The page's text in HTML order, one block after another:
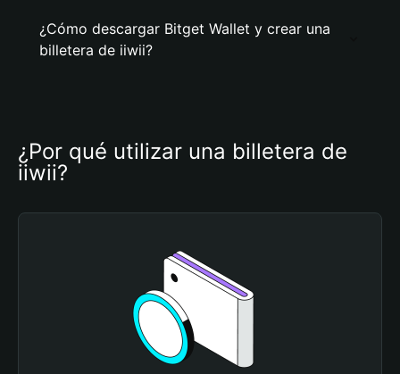
¿Cómo descargar Bitget Wallet y crear una
billetera de iiwii?
¿Por qué utilizar una billetera de
iiwii?